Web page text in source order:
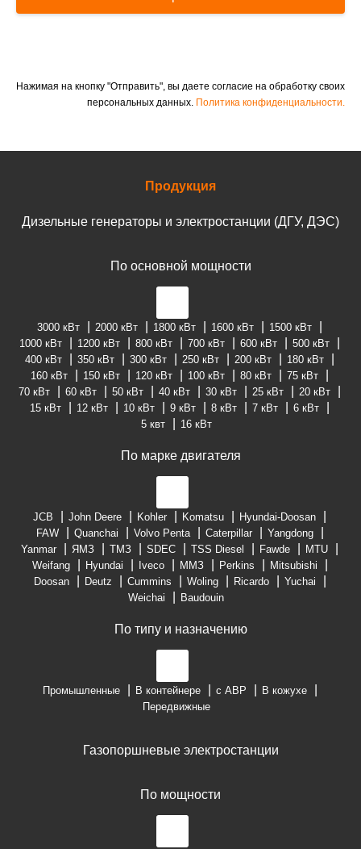
Нажимая на кнопку "Отправить", вы даете согласие на обработку своих
персональных данных. Политика конфиденциальности.
Продукция
Дизельные генераторы и электростанции (ДГУ, ДЭС)
По основной мощности
3000 кВт 2000 кВт 1800 кВт 1600 кВт
1500 кВт
1000 кВт
1200 кВт 800 кВт 700 кВт 600 кВт
500 кВт
400 кВт
350 кВт 300 кВт 250 кВт 200 кВт
180 кВт
160 кВт
150 кВт 120 кВт 100 кВт 80 кВт
75 кВт
70 кВт
60 кВт 50 кВт 40 кВт 30 кВт 25 кВт
20 кВт
15 кВт
12 кВт 10 кВт 9 кВт 8 кВт 7 кВт
6 кВт
5 квт
16 кВт
По марке двигателя
JCB John Deere Kohler Komatsu
Hyundai-Doosan
FAW
Quanchai Volvo Penta Caterpillar
Yangdong
Yanmar
ЯМЗ ТМЗ SDEC TSS Diesel Fawde
MTU
Weifang
Hyundai Iveco ММЗ Perkins
Mitsubishi
Doosan
Deutz Cummins Woling Ricardo
Yuchai
Weichai
Baudouin
По типу и назначению
Промышленные В контейнере с АВР
В кожухе
Передвижные
Газопоршневые электростанции
По мощности